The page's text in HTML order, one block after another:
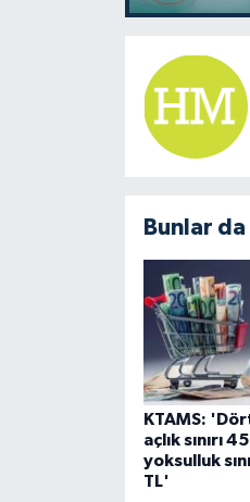
Bunlar
KTAMS:
açlık sınırı
yoksulluk
TL'